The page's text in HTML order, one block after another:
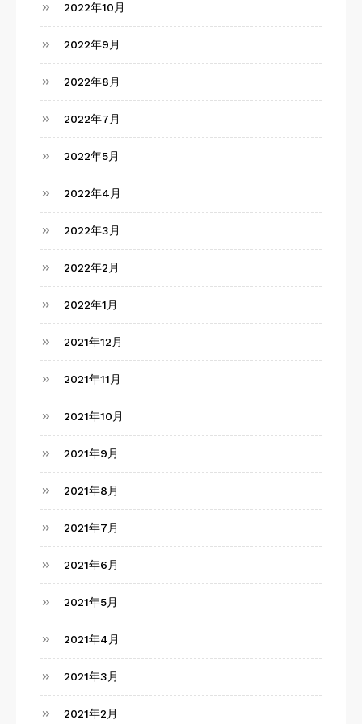
2022年10月
2022年9月
2022年8月
2022年7月
2022年5月
2022年4月
2022年3月
2022年2月
2022年1月
2021年12月
2021年11月
2021年10月
2021年9月
2021年8月
2021年7月
2021年6月
2021年5月
2021年4月
2021年3月
2021年2月